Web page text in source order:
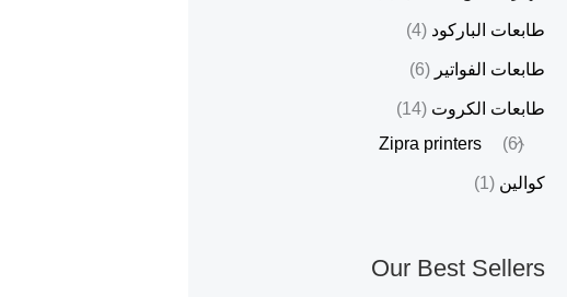
طابعات الباركود (4)
طابعات الفواتير (6)
طابعات الكروت (14)
Zipra printers
(6)
كوالين (1)
Our Best Sellers